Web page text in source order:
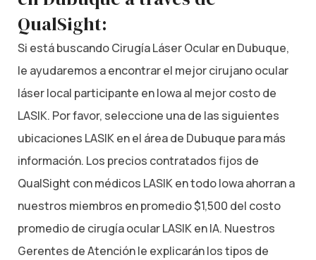
QualSight:
Si está buscando Cirugía Láser Ocular en Dubuque,
le ayudaremos a encontrar el mejor cirujano ocular
láser local participante en Iowa al mejor costo de
LASIK. Por favor, seleccione una de las siguientes
ubicaciones LASIK en el área de Dubuque para más
información. Los precios contratados fijos de
QualSight con médicos LASIK en todo Iowa ahorran a
nuestros miembros en promedio $1,500 del costo
promedio de cirugía ocular LASIK en IA. Nuestros
Gerentes de Atención le explicarán los tipos de